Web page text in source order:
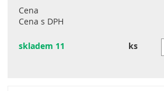
Cena
Cena s DPH
skladem 11 ks